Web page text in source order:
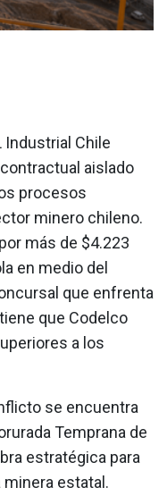
Industrial Chile
aislado
procesos
minero chileno.
más de $4.223
en medio del
que enfrenta
que Codelco
a los
se encuentra
Temprana de
estratégica para
minera estatal.